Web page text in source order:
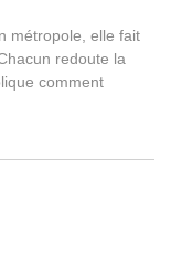
métropole, elle fait
redoute la
comment